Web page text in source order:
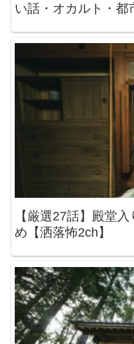
い話・オカルト・都
【厳選27話】殿堂
め【洒落怖2ch】